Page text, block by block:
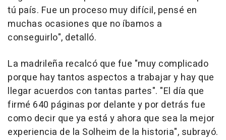
tú país. Fue un proceso muy difícil, pensé en
muchas ocasiones que no íbamos a
conseguirlo", detalló.
La madrileña recalcó que fue "muy complicado
porque hay tantos aspectos a trabajar y hay que
llegar acuerdos con tantas partes". "El día que
firmé 640 páginas por delante y por detrás fue
como decir que ya está y ahora que sea la mejor
experiencia de la Solheim de la historia", subrayó.